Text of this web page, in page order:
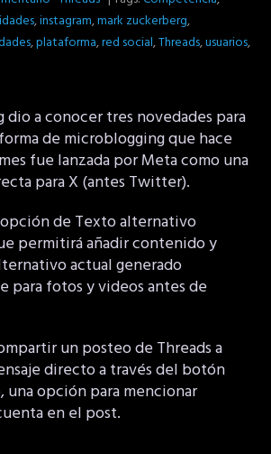
,instagram,mark zuckerberg,
,plataforma,red social,Threads,usuarios,
a conocer tres novedades para
de microblogging que hace
fue lanzada por Meta como una
para X (antes Twitter).
de Texto alternativo
permitirá añadir contenido y
actual generado
para fotos y videos antes de
un posteo de Threads a
directo a través del botón
una opción para mencionar
en el post.